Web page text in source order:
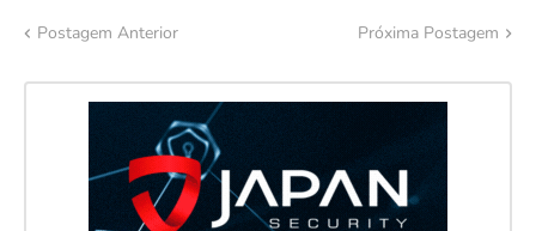
Postagem Anterior Próxima Postagem